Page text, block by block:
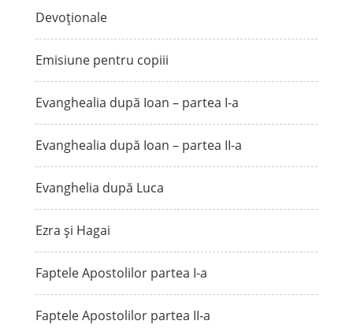
Devoționale
Emisiune pentru copiii
Evanghealia după Ioan – partea I-a
Evanghealia după Ioan – partea II-a
Evanghelia după Luca
Ezra și Hagai
Faptele Apostolilor partea I-a
Faptele Apostolilor partea II-a